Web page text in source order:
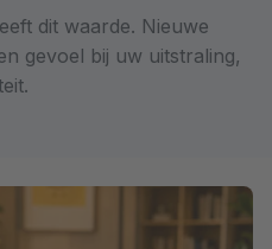
dit waarde. Nieuwe
gevoel bij uw uitstraling,